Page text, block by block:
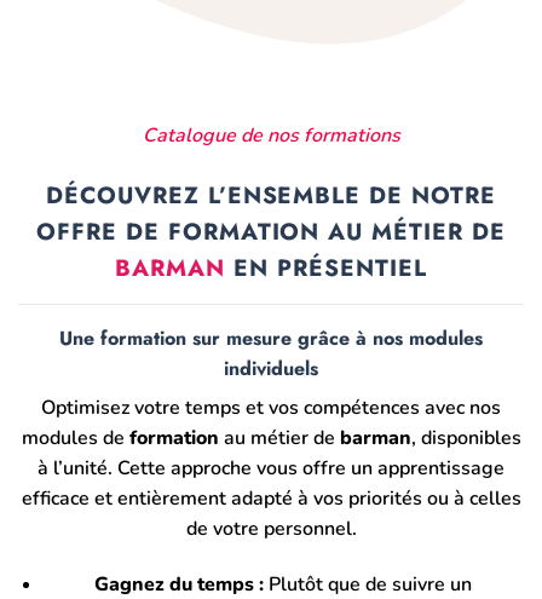
Catalogue de nos formations
DÉCOUVREZ L’ENSEMBLE DE NOTRE
OFFRE DE FORMATION AU MÉTIER DE
BARMAN EN PRÉSENTIEL
Une formation sur mesure grâce à nos modules
individuels
Optimisez votre temps et vos compétences avec nos
modules de formation au métier de barman, disponibles
à l’unité. Cette approche vous offre un apprentissage
efficace et entièrement adapté à vos priorités ou à celles
de votre personnel.
Gagnez du temps : Plutôt que de suivre un